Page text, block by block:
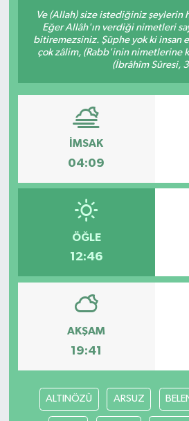
Ve (Allah) size istediğiniz şeylerin
Eğer Allâh'ın verdiği nimetleri
bitiremezsiniz. Şüphe yok ki insan
çok zâlim, (Rabb'inin nimetlerine
(İbrâhîm Sûresi,
İMSAK
04:09
ÖĞLE
12:46
AKŞAM
19:41
ALTINÖZÜ ARSUZ
Yazarlar